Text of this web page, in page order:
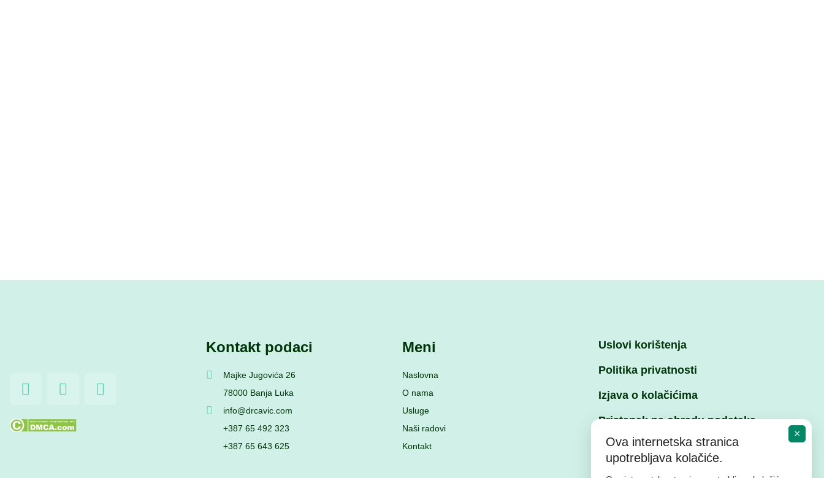
F
a
e
I
n
t
Y
o
Kontakt podaci
Majke Jugovića 26
78000 Banja Luka
info@drcavic.com
+387 65 492 323
+387 65 643 625
Meni
Naslovna
O nama
Usluge
Naši radovi
Kontakt
Uslovi korištenja
Politika privatnosti
Izjava o kolačićima
Pristanak na obradu podataka
×
Ova internetska stranica
upotrebljava kolačiće.